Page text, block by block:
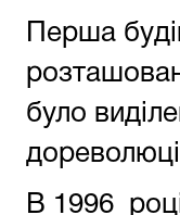
Перша
було
В 1996